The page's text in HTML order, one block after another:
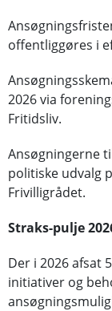
offentliggøres i
2026 via
Fritidsliv.
Ansøgningerne
politiske udvalg
Frivilligrådet.
Straks-pulje
Der i 2026 afsat
initiativer og